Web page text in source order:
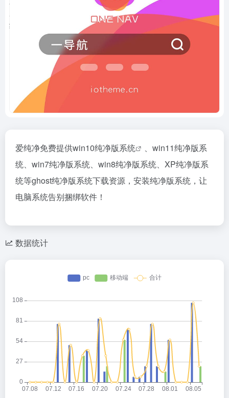
爱纯净免费提供win10纯净版系统
、win11纯净版系
统、win7纯净版系统、win8纯净版系统、XP纯净版系
统等ghost纯净版系统下载资源，安装纯净版系统，让
电脑系统告别捆绑软件！
数据统计